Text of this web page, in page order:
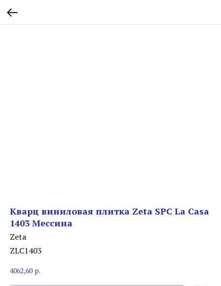
Кварц виниловая плитка Zeta SPC La Casa
1403 Мессина
Zeta
ZLC1403
4062,60 р.